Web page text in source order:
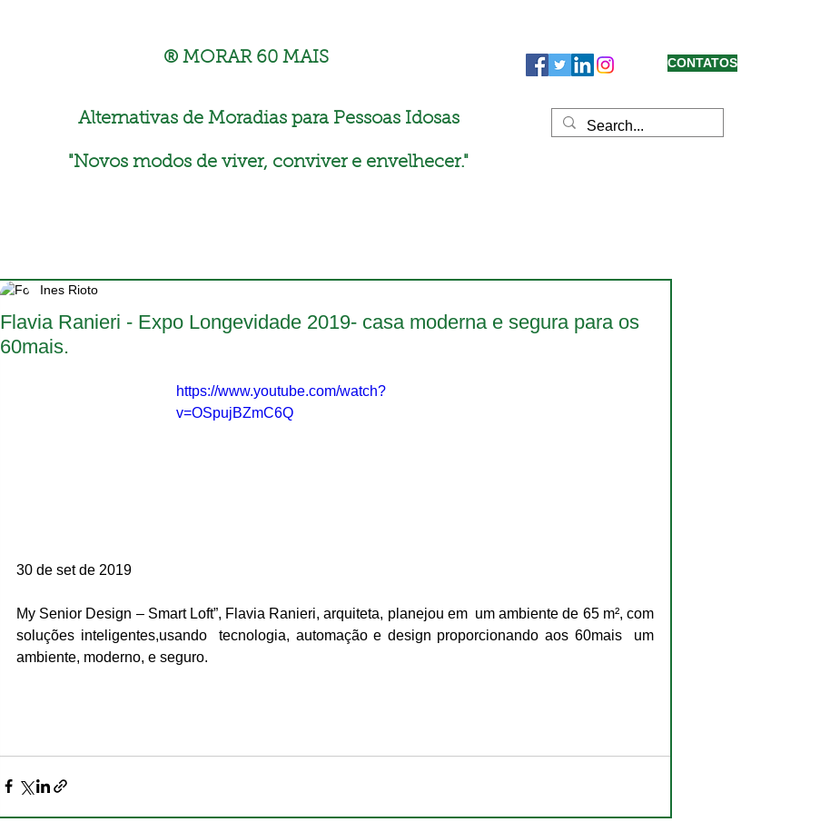
® MORAR 60 MAIS
Alternativas de Moradias para Pessoas Idosas
"Novos modos de viver, conviver e envelhecer."
CONTATOS
Flavia Ranieri - Expo Longevidade 2019- casa moderna e segura para os
60mais.
Ines Rioto
https://www.youtube.com/watch?
v=OSpujBZmC6Q
30 de set de 2019
My Senior Design – Smart Loft”, Flavia Ranieri, arquiteta, planejou em  um ambiente de 65 m², com
soluções inteligentes,usando  tecnologia, automação e design proporcionando aos 60mais  um
ambiente, moderno, e seguro.